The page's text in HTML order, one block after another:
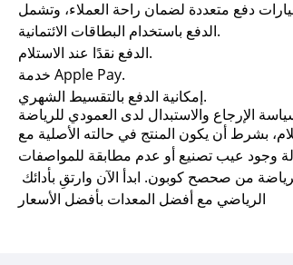
الدفع باستخدام البطاقات الائتمانية.
الدفع نقدًا عند الاستلام.
خدمة Apple Pay.
إمكانية الدفع بالتقسيط الشهري.
خلال 7 أيام من تاريخ الشراء أو الاستلام، بشرط أن يكون المنتج في حالته الأصلية مع
الرياضي مع أفضل المعدات بأفضل الأسعار